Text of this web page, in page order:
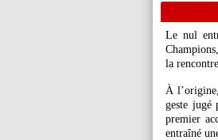
Le nul
la
À
geste jugé
premier
entraîné